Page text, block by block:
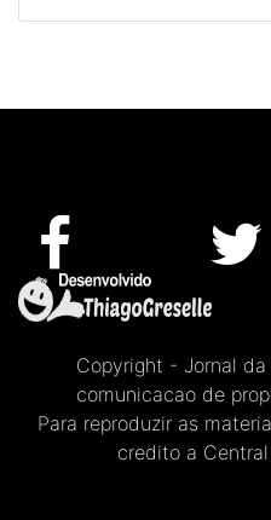
Copyright - Jornal
comunicacao de
Para reproduzir as
credito a